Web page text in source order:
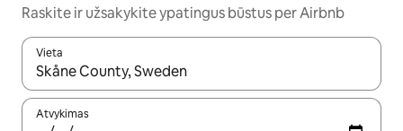
Raskite ir užsakykite ypatingus būstus per Airbnb
Vieta
Kai pasirodys paieškos rezultatai, juos naršyti galite
Atvykimas